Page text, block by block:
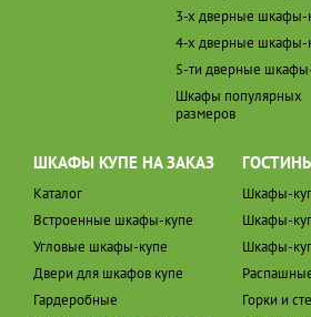
3-х дверные шкафы-
4-х дверные шкафы-
5-ти дверные
Шкафы популярных
размеров
ШКАФЫ КУПЕ НА ЗАКАЗ
Каталог
Встроенные шкафы-купе
Угловые шкафы-купе
Двери для шкафов купе
Гардеробные
Шкафы-
Шкафы-
Шкафы-
Горки и